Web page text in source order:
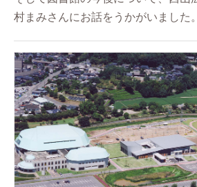
村まみさんにお話をうかがいました。